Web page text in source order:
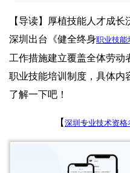
【导读】厚植技能人才成长
深圳出台《健全终身职业技能
工作措施建立覆盖全体劳动
职业技能培训制度，具体内
了解一下吧！
【 深圳专业技术资格